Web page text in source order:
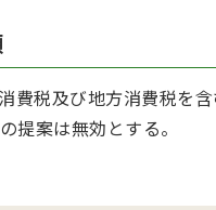
費税及び地方消費税を
提案は無効とする。